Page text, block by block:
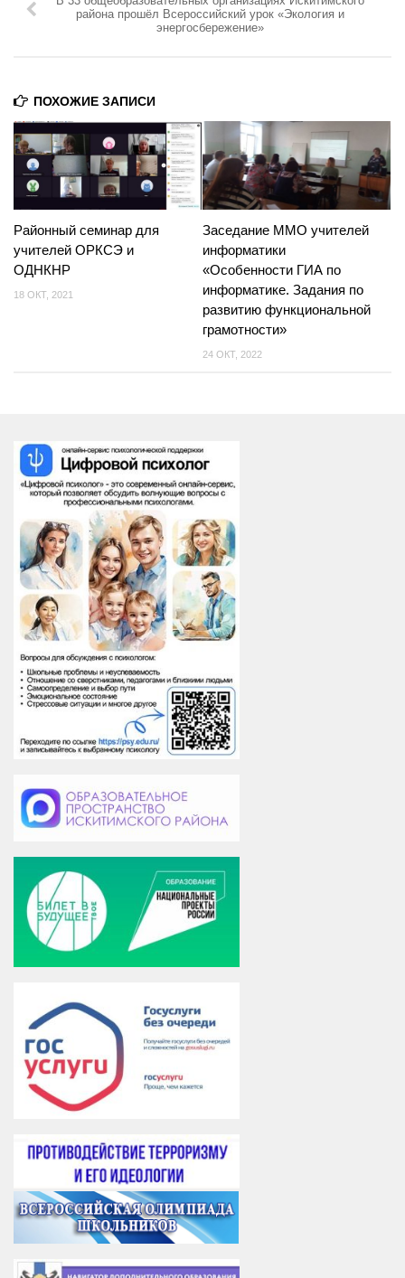
ММО
ОРКСЭ
района прошёл Всероссийский урок «Экология и
энергосбережение»
ПОХОЖИЕ ЗАПИСИ
Районный семинар для
учителей ОРКСЭ и
ОДНКНР
18 ОКТ, 2021
Заседание ММО учителей
информатики
«Особенности ГИА по
информатике. Задания по
развитию функциональной
грамотности»
24 ОКТ, 2022